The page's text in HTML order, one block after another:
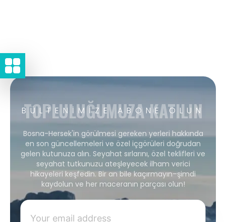
BÜLTENIMIZE ABONE OLUN
TOPLULUĞUMUZA KATILIN
Bosna-Hersek'in görülmesi gereken yerleri hakkında
en son güncellemeleri ve özel içgörüleri doğrudan
gelen kutunuza alın. Seyahat sırlarını, özel teklifleri ve
seyahat tutkunuzu ateşleyecek ilham verici
hikayeleri keşfedin. Bir an bile kaçırmayın–şimdi
kaydolun ve her maceranın parçası olun!